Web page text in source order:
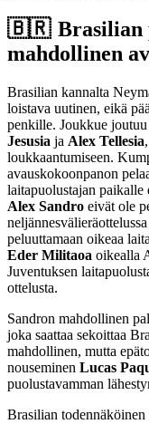
🇧🇷 Brasilian
mahdollinen
Brasilian kannalta
loistava uutinen, eikä
penkille. Joukkue
Jesusia ja Alex Tellesia
loukkaantumiseen.
avauskokoonpanon
laitapuolustajan paikalle
Alex Sandro eivät ole
peluuttamaan oikeaa
Eder Militaoa oikealla
Juventuksen
ottelusta.
Sandron mahdollinen
joka saattaa sekoittaa
mahdollinen, mutta
nouseminen Lucas
puolustavamman
Brasilian